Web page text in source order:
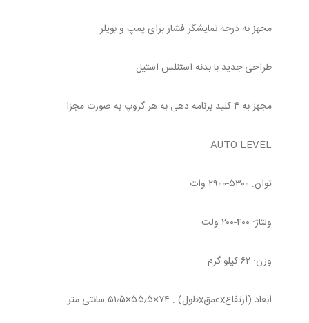
مجهز به درجه نمایشگر فشار برای پمپ و بویلر
طراحی جدید با بدنه استنلس استیل
مجهز به ۴ کلید برنامه دهی به هر گروپ به صورت مجزا
AUTO LEVEL
توان: ۵۳۰۰-۲۹۰۰ وات
ولتاژ: ۴۰۰-۲۰۰ ولت
وزن: ۶۲ کیلو گرم
ابعاد (ارتفاعxعمقxطول) : ۷۴×۵۵٫۵×۵۱٫۵ سانتی متر